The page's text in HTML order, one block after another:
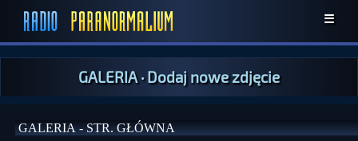
☰
GALERIA · Dodaj nowe zdjęcie